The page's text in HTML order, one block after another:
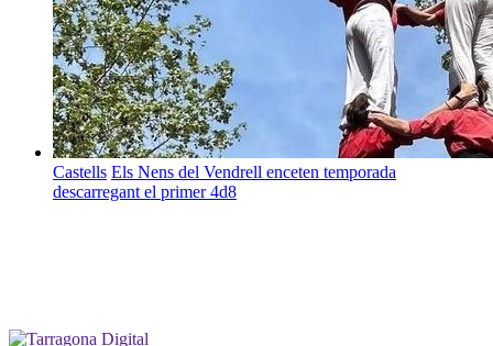
Castells Els Nens del Vendrell enceten temporada
descarregant el primer 4d8